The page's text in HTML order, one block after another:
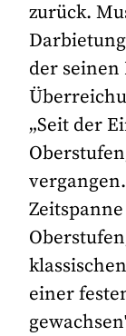
zurück.
der
„Seit der
einer